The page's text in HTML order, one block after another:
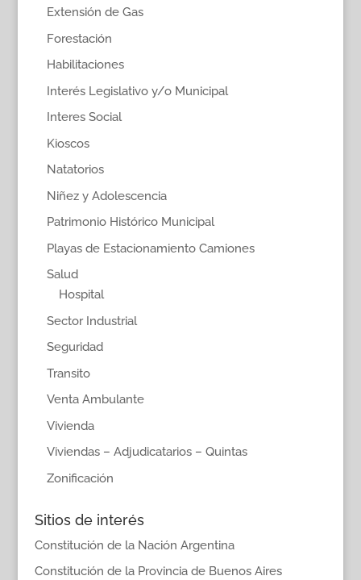
Extensión de Gas
Forestación
Habilitaciones
Interés Legislativo y/o Municipal
Interes Social
Kioscos
Natatorios
Niñez y Adolescencia
Patrimonio Histórico Municipal
Playas de Estacionamiento Camiones
Salud
Hospital
Sector Industrial
Seguridad
Transito
Venta Ambulante
Vivienda
Viviendas – Adjudicatarios – Quintas
Zonificación
Sitios de interés
Constitución de la Nación Argentina
Constitución de la Provincia de Buenos Aires